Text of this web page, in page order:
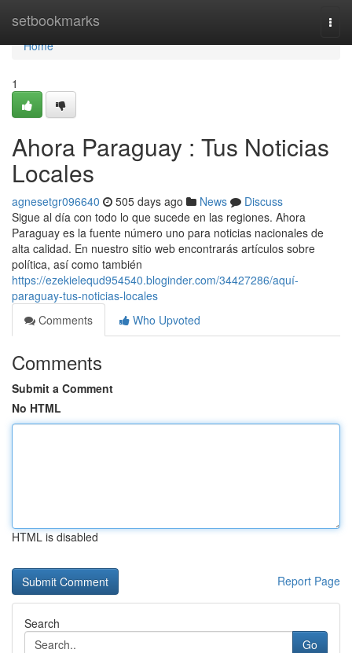
setbookmarks
Home
Home
1
Ahora Paraguay : Tus Noticias
Locales
agnesetgr096640 505 days ago News
Discuss
Sigue al día con todo lo que sucede en las regiones. Ahora
Paraguay es la fuente número uno para noticias nacionales de
alta calidad. En nuestro sitio web encontrarás artículos sobre
política, así como también
https://ezekielequd954540.bloginder.com/34427286/aquí-
paraguay-tus-noticias-locales
Comments
Who Upvoted
Comments
Submit a Comment
No HTML
HTML is disabled
Report Page
Search
Go